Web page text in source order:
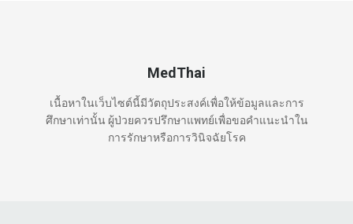
MedThai
เนื้อหาในเว็บไซต์นี้มีวัตถุประสงค์เพื่อให้ข้อมูลและการ
ศึกษาเท่านั้น ผู้ป่วยควรปรึกษาแพทย์เพื่อขอคำแนะนำใน
การรักษาหรือการวินิจฉัยโรค